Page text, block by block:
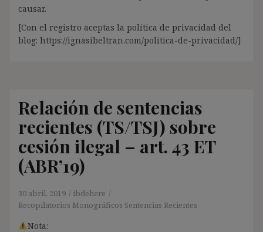
causar.
[Con el registro aceptas la política de privacidad del
blog: https://ignasibeltran.com/politica-de-privacidad/]
Relación de sentencias
recientes (TS/TSJ) sobre
cesión ilegal – art. 43 ET
(ABR’19)
30 abril, 2019
ibdehere
Recopilatorios Monográficos Sentencias Recientes
Nota: